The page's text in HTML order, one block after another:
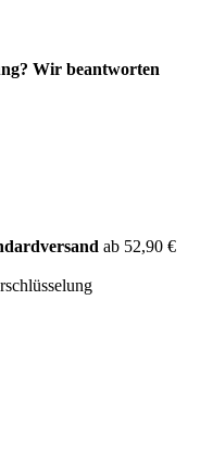
Wir beantworten
ab 52,90 €